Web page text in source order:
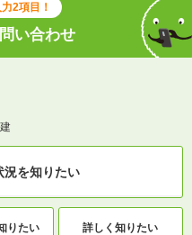
2項目！
い合わせ
況を知りたい
りたい 詳しく知りたい